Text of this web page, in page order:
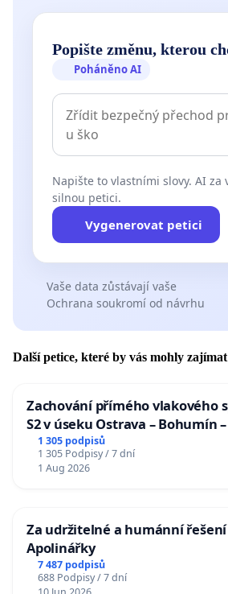
Popište změnu, kterou
Poháněno AI
Napište to vlastními slovy. AI za
silnou petici.
Vygenerovat petici
Vaše data zůstávají vaše
Ochrana soukromí od návrhu
Další petice, které by vás mohly zajímat
Zachování přímého vlakového
S2 v úseku Ostrava – Bohumín
u Jablunkova
1 305 podpisů
1 305 Podpisy / 7 dní
1 Aug 2026
Za udržitelné a humánní
Apolinářky
7 487 podpisů
688 Podpisy / 7 dní